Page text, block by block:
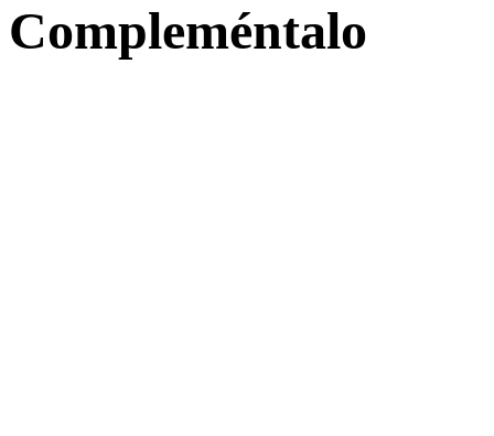
Compleméntalo